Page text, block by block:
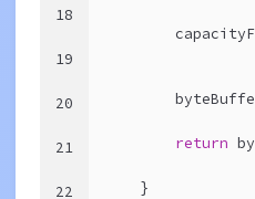
18
19
20
21
22
return
    }